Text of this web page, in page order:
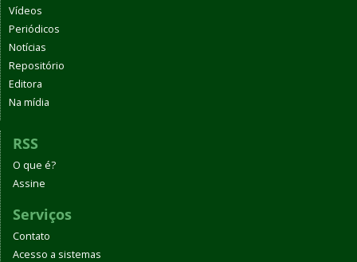
Vídeos
Periódicos
Notícias
Repositório
Editora
Na mídia
RSS
O que é?
Assine
Serviços
Contato
Acesso a sistemas